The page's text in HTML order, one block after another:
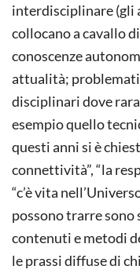
interdisciplinare (gli
collocano a cavallo
conoscenze
attualità;
disciplinari dove
esempio quello
questi anni si è
connettività”, “la
“c’è vita
possono trarre
contenuti e metodi
le prassi diffuse di